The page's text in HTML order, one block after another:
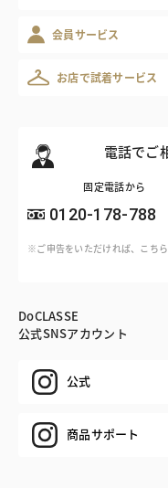
会員サービス
お店で試着サービス
電話でご
固定電話から
0120-178-788
※ご申告をいただければ、こち
DoCLASSE
公式SNSアカウント
公式
商品サポート